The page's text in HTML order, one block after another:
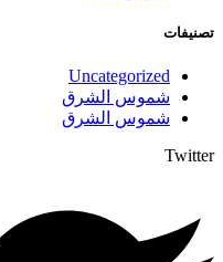
تصنيفات
Uncategorized
شموس الشرق
شموس الشرق
Twitter